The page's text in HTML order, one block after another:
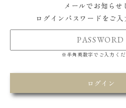
メールでお知らせ
ログインパスワードをご入
※半角英数字でご入力くだ
ログイン